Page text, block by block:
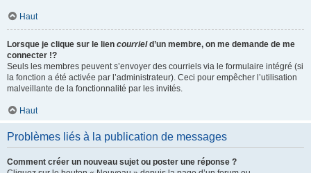
Haut
Lorsque je clique sur le lien courrield’un membre, on me demande de me
connecter !?
Seuls les membres peuvent s’envoyer des courriels via le formulaire intégré (si
la fonction a été activée par l’administrateur). Ceci pour empêcher l’utilisation
malveillante de la fonctionnalité par les invités.
Haut
Problèmes liés à la publication de messages
Comment créer un nouveau sujet ou poster une réponse ?